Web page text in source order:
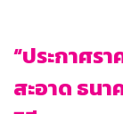
“ประกาศร
สะอาด ธน